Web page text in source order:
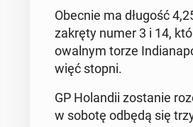
Obecnie ma długość
zakręty numer 3 i 14,
owalnym torze
więć stopni.
GP Ho­lan­dii zo­sta­nie
w sobotę odbędą się